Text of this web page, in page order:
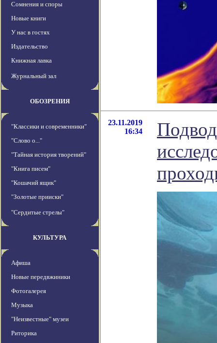
Сомнения и споры
Новые книги
У нас в гостях
Издательство
Книжная лавка
Журнальный зал
ОБОЗРЕНИЯ
"Классики и современники"
"Слово о..."
"Тайная история творений"
"Книга писем"
"Кошачий ящик"
"Золотые прииски"
"Сердитые стрелы"
КУЛЬТУРА
Афиша
Новые передвжиники
Фотогалерея
Музыка
"Неизвестные" музеи
Риторика
23.11.2019
16:34